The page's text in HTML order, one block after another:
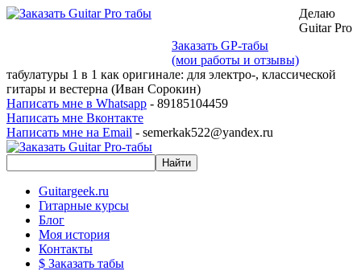
Заказать GP-табы
(мои работы и отзывы)
Делаю
Guitar Pro
табулатуры 1 в 1 как оригинале: для электро-, классической
гитары и вестерна (Иван Сорокин)
Написать мне в Whatsapp - 89185104459
Написать мне Вконтакте
Написать мне на Email - semerkak522@yandex.ru
Guitargeek.ru
Гитарные курсы
Блог
Моя история
Контакты
$ Заказать табы